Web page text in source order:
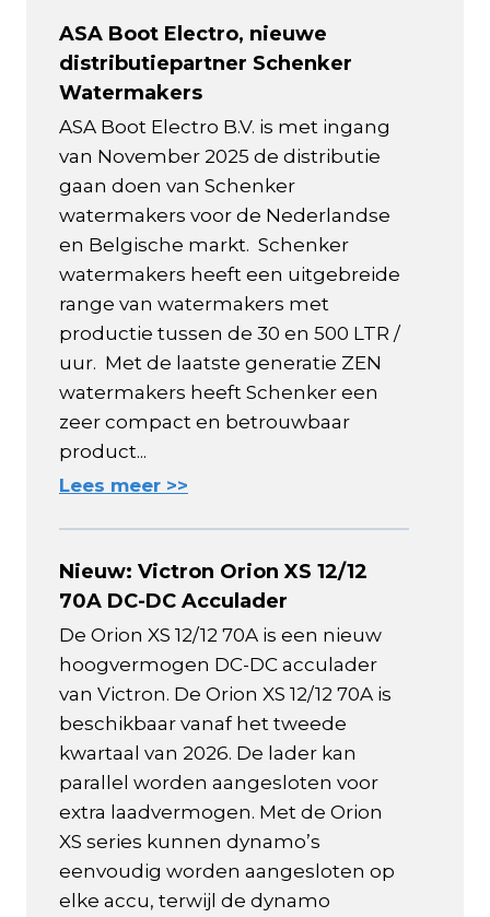
ASA Boot Electro, nieuwe
distributiepartner Schenker
Watermakers
ASA Boot Electro B.V. is met ingang
van November 2025 de distributie
gaan doen van Schenker
watermakers voor de Nederlandse
en Belgische markt. Schenker
watermakers heeft een uitgebreide
range van watermakers met
productie tussen de 30 en 500 LTR /
uur. Met de laatste generatie ZEN
watermakers heeft Schenker een
zeer compact en betrouwbaar
product...
Lees meer >>
Nieuw: Victron Orion XS 12/12
70A DC-DC Acculader
De Orion XS 12/12 70A is een nieuw
hoogvermogen DC-DC acculader
van Victron. De Orion XS 12/12 70A is
beschikbaar vanaf het tweede
kwartaal van 2026. De lader kan
parallel worden aangesloten voor
extra laadvermogen. Met de Orion
XS series kunnen dynamo’s
eenvoudig worden aangesloten op
elke accu, terwijl de dynamo